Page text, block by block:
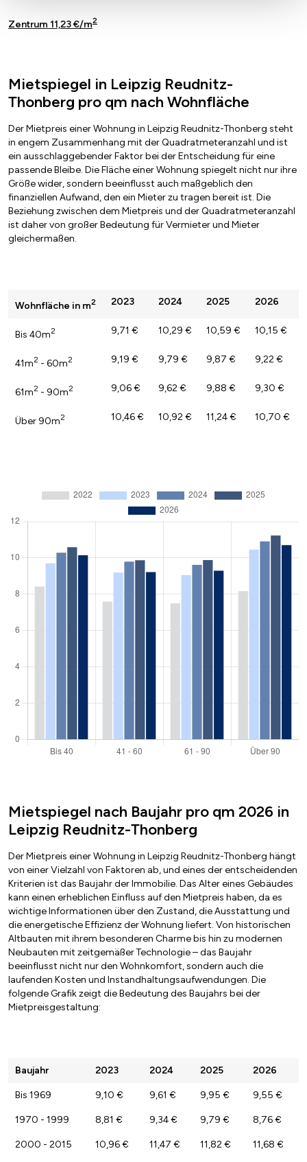
Zentrum 11,23 €/m2
Mietspiegel in Leipzig Reudnitz-
Thonberg pro qm nach Wohnfläche
Der Mietpreis einer Wohnung in Leipzig Reudnitz-Thonberg steht
in engem Zusammenhang mit der Quadratmeteranzahl und ist
ein ausschlaggebender Faktor bei der Entscheidung für eine
passende Bleibe. Die Fläche einer Wohnung spiegelt nicht nur ihre
Größe wider, sondern beeinflusst auch maßgeblich den
finanziellen Aufwand, den ein Mieter zu tragen bereit ist. Die
Beziehung zwischen dem Mietpreis und der Quadratmeteranzahl
ist daher von großer Bedeutung für Vermieter und Mieter
gleichermaßen.
Wohnfläche in m2 2023 2024 2025 2026
Bis 40m2 9,71 € 10,29 € 10,59 € 10,15 €
41m2 - 60m2 9,19 € 9,79 € 9,87 € 9,22 €
61m2 - 90m2 9,06 € 9,62 € 9,88 € 9,30 €
Über 90m2 10,46 € 10,92 € 11,24 € 10,70 €
Mietspiegel nach Baujahr pro qm 2026 in
Leipzig Reudnitz-Thonberg
Der Mietpreis einer Wohnung in Leipzig Reudnitz-Thonberg hängt
von einer Vielzahl von Faktoren ab, und eines der entscheidenden
Kriterien ist das Baujahr der Immobilie. Das Alter eines Gebäudes
kann einen erheblichen Einfluss auf den Mietpreis haben, da es
wichtige Informationen über den Zustand, die Ausstattung und
die energetische Effizienz der Wohnung liefert. Von historischen
Altbauten mit ihrem besonderen Charme bis hin zu modernen
Neubauten mit zeitgemäßer Technologie – das Baujahr
beeinflusst nicht nur den Wohnkomfort, sondern auch die
laufenden Kosten und Instandhaltungsaufwendungen. Die
folgende Grafik zeigt die Bedeutung des Baujahrs bei der
Mietpreisgestaltung:
Baujahr 2023 2024 2025 2026
Bis 1969 9,10 € 9,61 € 9,95 € 9,55 €
1970 - 1999 8,81 € 9,34 € 9,79 € 8,76 €
2000 - 2015 10,96 € 11,47 € 11,82 € 11,68 €